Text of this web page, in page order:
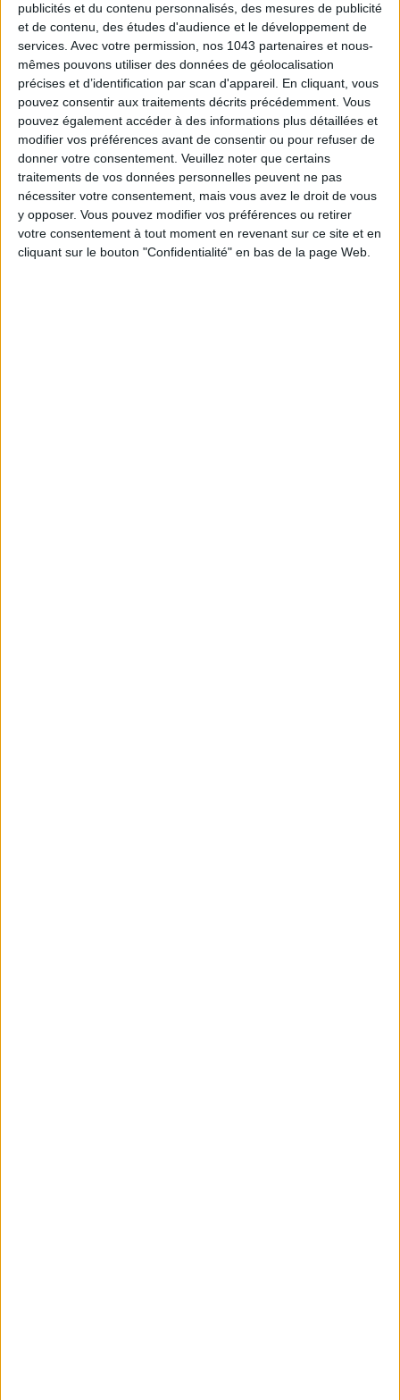
publicités et du contenu personnalisés, des mesures de publicité
et de contenu, des études d'audience et le développement de
services. Avec votre permission, nos 1043 partenaires et nous-
mêmes pouvons utiliser des données de géolocalisation
précises et d’identification par scan d'appareil. En cliquant, vous
pouvez consentir aux traitements décrits précédemment. Vous
pouvez également accéder à des informations plus détaillées et
modifier vos préférences avant de consentir ou pour refuser de
donner votre consentement. Veuillez noter que certains
traitements de vos données personnelles peuvent ne pas
nécessiter votre consentement, mais vous avez le droit de vous
y opposer. Vous pouvez modifier vos préférences ou retirer
votre consentement à tout moment en revenant sur ce site et en
cliquant sur le bouton "Confidentialité" en bas de la page Web.
15 IDEAS FOR ENJOYING AUGUST IN PARIS